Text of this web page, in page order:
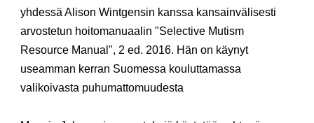
yhdessä Alison Wintgensin kanssa kansainvälisesti
arvostetun hoitomanuaalin "Selective Mutism
Resource Manual", 2 ed. 2016. Hän on käynyt
useamman kerran Suomessa kouluttamassa
valikoivasta puhumattomuudesta